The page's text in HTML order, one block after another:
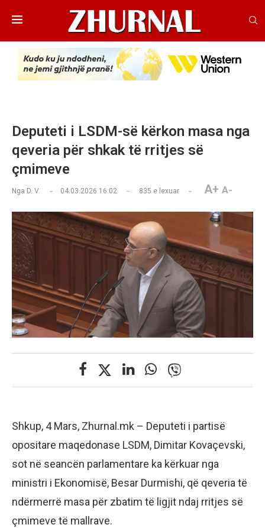
Deputeti i LSDM-së kërkon masa nga
qeveria për shkak të rritjes së
çmimeve
Nga D. V. 04.03.2026 16:02 835 e lexuar A+ A-
Shkup, 4 Mars, Zhurnal.mk – Deputeti i partisë
opositare maqedonase LSDM, Dimitar Kovaçevski,
sot në seancën parlamentare ka kërkuar nga
ministri i Ekonomisë, Besar Durmishi, që qeveria të
ndërmerrë masa për zbatim të ligjit ndaj rritjes së
çmimeve të mallrave.